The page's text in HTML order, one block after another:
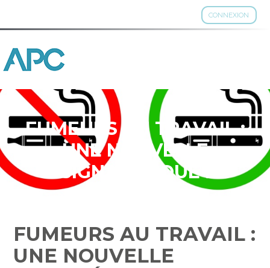
CONNEXION
Aller
au
FUMEURS AU TRAVAIL :
UNE NOUVELLE
SIGNALÉTIQUE !
FUMEURS AU TRAVAIL :
UNE NOUVELLE